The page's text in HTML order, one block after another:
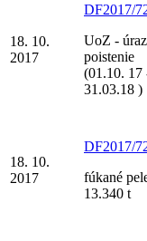
18. 10.
2017
DF2017/
UoZ -
poistenie
(01.10. 17
31.03.18 )
18. 10.
2017
DF2017/
fúkané
13.340 t